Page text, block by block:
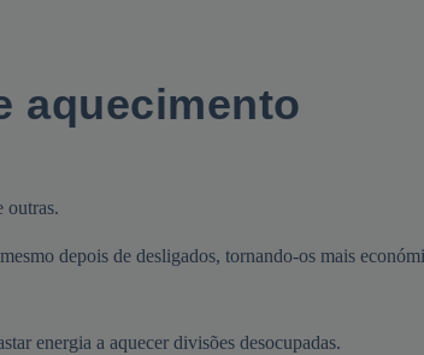
aquecimento
outras.
depois de desligados, tornando-os mais
energia a aquecer divisões desocupadas.